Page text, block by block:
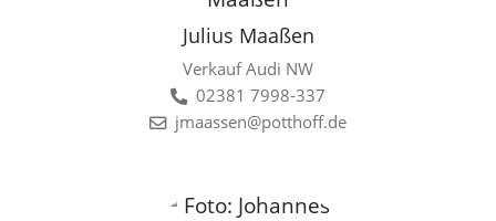
Julius Maaßen
Verkauf Audi NW
02381 7998-337
jmaassen@potthoff.de